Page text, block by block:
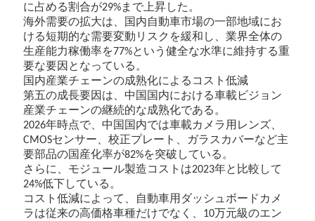
に占める割合が29%まで上昇した。
海外需要の拡大は、国内自動車市場の一部地域にお
ける短期的な需要変動リスクを緩和し、業界全体の
生産能力稼働率を77%という健全な水準に維持する重
要な要因となっている。
国内産業チェーンの成熟化によるコスト低減
第五の成長要因は、中国国内における車載ビジョン
産業チェーンの継続的な成熟化である。
2026年時点で、中国国内では車載カメラ用レンズ、
CMOSセンサー、校正プレート、ガラスカバーなど主
要部品の国産化率が82%を突破している。
さらに、モジュール製造コストは2023年と比較して
24%低下している。
コスト低減によって、自動車用ダッシュボードカメ
ラは従来の高価格車種だけでなく、
10万元級のエン